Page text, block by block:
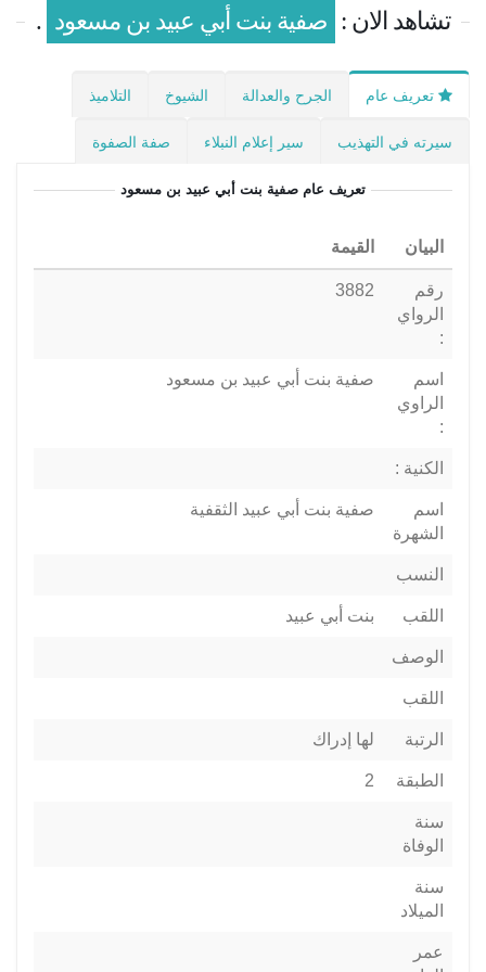
تشاهد الان : صفية بنت أبي عبيد بن مسعود .
تعريف عام الجرح والعدالة الشيوخ التلاميذ
سيرته في التهذيب سير إعلام النبلاء صفة الصفوة
تعريف عام صفية بنت أبي عبيد بن مسعود
البيان القيمة
رقم
الرواي
:
3882
اسم
الراوي
:
صفية بنت أبي عبيد بن مسعود
الكنية :
اسم
الشهرة
صفية بنت أبي عبيد الثقفية
النسب
اللقب بنت أبي عبيد
الوصف
اللقب
الرتبة لها إدراك
الطبقة 2
سنة
الوفاة
سنة
الميلاد
عمر